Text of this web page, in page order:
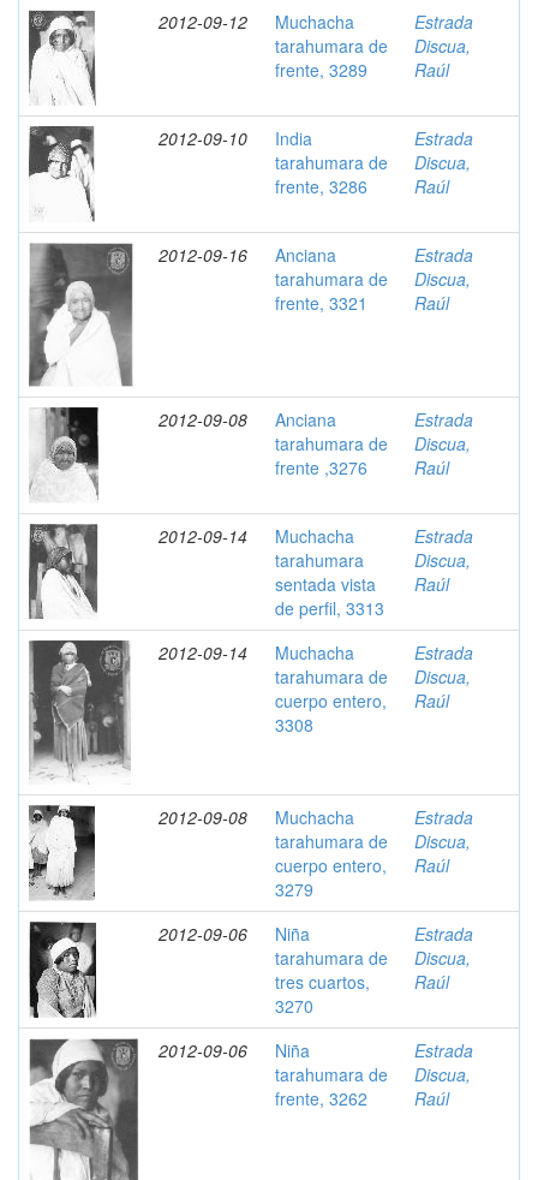
2012-09-12
Muchacha
tarahumara de
frente, 3289
Estrada
Discua,
Raúl
2012-09-10
India
tarahumara de
frente, 3286
Estrada
Discua,
Raúl
2012-09-16
Anciana
tarahumara de
frente, 3321
Estrada
Discua,
Raúl
2012-09-08
Anciana
tarahumara de
frente ,3276
Estrada
Discua,
Raúl
2012-09-14
Muchacha
tarahumara
sentada vista
de perfil, 3313
Estrada
Discua,
Raúl
2012-09-14
Muchacha
tarahumara de
cuerpo entero,
3308
Estrada
Discua,
Raúl
2012-09-08
Muchacha
tarahumara de
cuerpo entero,
3279
Estrada
Discua,
Raúl
2012-09-06
Niña
tarahumara de
tres cuartos,
3270
Estrada
Discua,
Raúl
2012-09-06
Niña
tarahumara de
frente, 3262
Estrada
Discua,
Raúl